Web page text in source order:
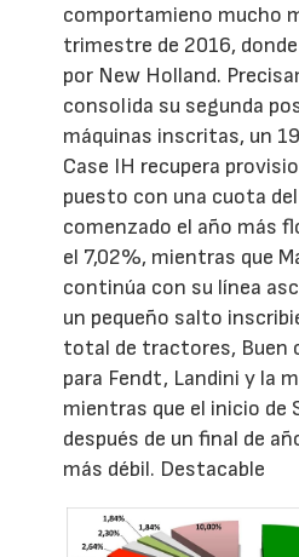
comportamieno mucho
trimestre de 2016,
por New Holland.
consolida su segunda
máquinas inscritas, un
Case IH recupera
puesto con una cuota
comenzado el año más
el 7,02%, mientras que
continúa con su línea
un pequeño salto
total de tractores, Buen
para Fendt, Landini y la
mientras que el inicio de
después de un final de
más débil. Destacable